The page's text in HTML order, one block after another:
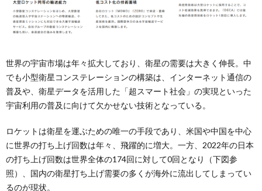
世界の宇宙市場は年々拡大しており、衛星の需要は大きく伸長。中
でも小型衛星コンステレーションの構築は、インターネット通信の
普及や、衛星データを活用した「超スマート社会」の実現といった
宇宙利用の普及に向けて欠かせない技術となっている。
ロケットは衛星を運ぶための唯一の手段であり、米国や中国を中心
に世界の打ち上げ回数は年々、飛躍的に増大。一方、2022年の日本
の打ち上げ回数は世界全体の174回に対して0回となり（下図参
照）、国内の衛星打ち上げ需要の多くが海外に流出してしまってい
るのが現状。